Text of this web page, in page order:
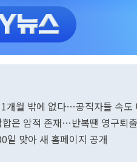
개월 밖에 없다…공직자들 속도
은 암적 존재…반복땐 영구퇴
일 맞아 새 홈페이지 공개